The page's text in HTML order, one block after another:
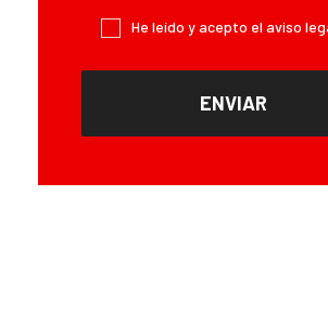
He leído y acepto elaviso